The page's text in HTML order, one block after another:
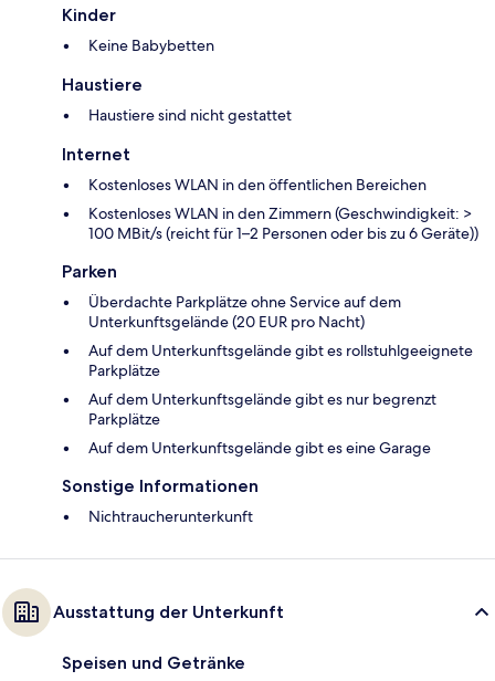
Kinder
Keine Babybetten
Haustiere
Haustiere sind nicht gestattet
Internet
Kostenloses WLAN in den öffentlichen Bereichen
Kostenloses WLAN in den Zimmern (Geschwindigkeit: >
100 MBit/s (reicht für 1–2 Personen oder bis zu 6 Geräte))
Parken
Überdachte Parkplätze ohne Service auf dem
Unterkunftsgelände (20 EUR pro Nacht)
Auf dem Unterkunftsgelände gibt es rollstuhlgeeignete
Parkplätze
Auf dem Unterkunftsgelände gibt es nur begrenzt
Parkplätze
Auf dem Unterkunftsgelände gibt es eine Garage
Sonstige Informationen
Nichtraucherunterkunft
Ausstattung der Unterkunft
Speisen und Getränke